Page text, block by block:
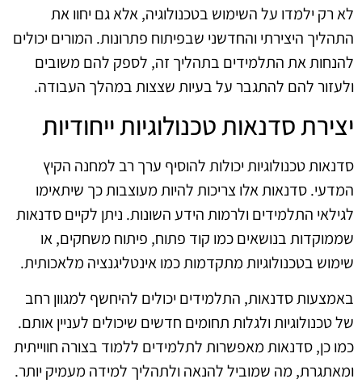
לא רק ילמדו על השימוש בטכנולוגיה, אלא גם יחוו את
התהליך היצירתי והחדשני שבפיתוח פתרונות. המורים יכולים
להנחות את התלמידים בתהליך זה, לספק להם משובים
ולעזור להם להתגבר על בעיות שצצות במהלך העבודה.
יצירת סדנאות טכנולוגיות ייחודיות
סדנאות טכנולוגיות יכולות להוסיף ערך רב למחנה הקיץ
המדעי. סדנאות אלו צריכות להיות מעוצבות כך שיתאימו
לגילאי התלמידים ולרמות הידע השונות. ניתן לקיים סדנאות
שממוקדות בנושאים כמו קוד פתוח, פיתוח משחקים, או
שימוש בטכנולוגיות מתקדמות כמו אינטליגנציה מלאכותית.
באמצעות סדנאות, התלמידים יכולים להיחשף למגוון רחב
של טכנולוגיות ולגלות תחומים חדשים שיכולים לעניין אותם.
כמו כן, סדנאות מאפשרות לתלמידים ללמוד בצורה חווייתית
ומאתגרת, מה שמוביל להנאה ולתהליך למידה מעמיק יותר.